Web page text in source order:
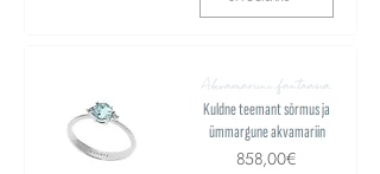
Akvamariini fantaasia
Kuldne teemant sõrmus ja
ümmargune akvamariin
858,00€